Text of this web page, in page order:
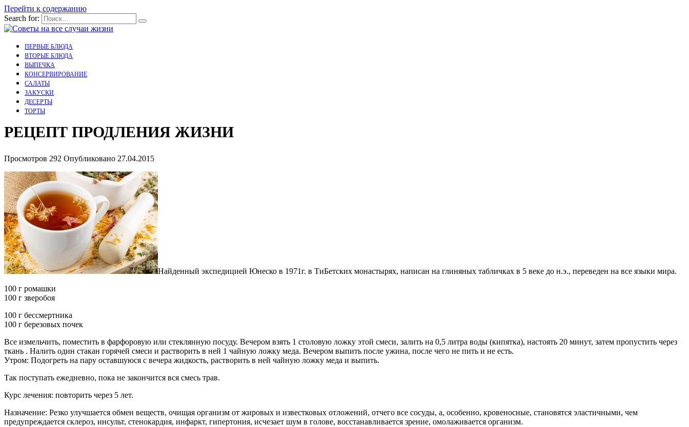
Перейти к содержанию
Search for:
ПЕРВЫЕ БЛЮДА
ВТОРЫЕ БЛЮДА
ВЫПЕЧКА
КОНСЕРВИРОВАНИЕ
САЛАТЫ
ЗАКУСКИ
ДЕСЕРТЫ
ТОРТЫ
РЕЦЕПТ ПРОДЛЕНИЯ ЖИЗНИ
Просмотров 292 Опубликовано 27.04.2015
Найденный экспедицией Юнеско в 1971г. в ТиБетских монастырях, написан на глиняных табличках в 5 веке до н.э., переведен на все языки мира.
100 г ромашки
100 г зверобоя
100 г бессмертника
100 г березовых почек
Все измельчить, поместить в фарфоровую или стеклянную посуду. Вечером взять 1 столовую ложку этой смеси, залить на 0,5 литра воды (кипятка), настоять 20 минут, затем пропустить через
ткань . Налить один стакан горячей смеси и растворить в ней 1 чайную ложку меда. Вечером выпить после ужина, после чего не пить и не есть.
Утром: Подогреть на пару оставшуюся с вечера жидкость, растворить в ней чайную ложку меда и выпить.
Так поступать ежедневно, пока не закончится вся смесь трав.
Курс лечения: повторить через 5 лет.
Назначение: Резко улучшается обмен веществ, очищая организм от жировых и известковых отложений, отчего все сосуды, а, особенно, кровеносные, становятся эластичными, чем
предупреждается склероз, инсульт, стенокардия, инфаркт, гипертония, исчезает шум в голове, восстанавливается зрение, омолаживается организм.